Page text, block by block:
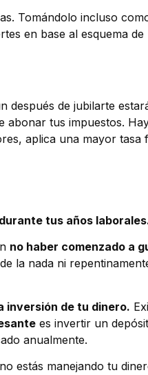
Tomándolo incluso
en base al esquema
después de jubilarte
abonar tus impuestos.
aplica una mayor tasa
tus años
no haber comenzado a
la nada ni
inversión de tu dinero.
es invertir un
anualmente.
estás manejando tu